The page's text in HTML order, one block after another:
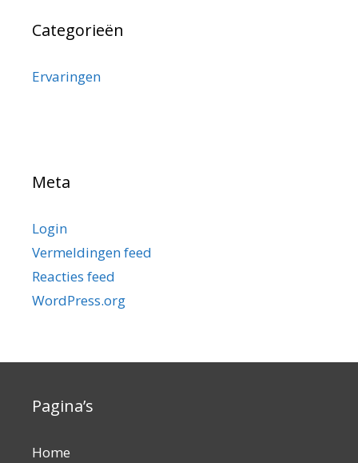
Categorieën
Ervaringen
Meta
Login
Vermeldingen feed
Reacties feed
WordPress.org
Pagina’s
Home